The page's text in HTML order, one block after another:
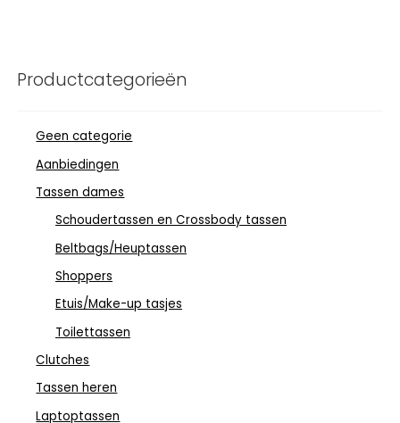
Productcategorieën
Geen categorie
Aanbiedingen
Tassen dames
Schoudertassen en Crossbody tassen
Beltbags/Heuptassen
Shoppers
Etuis/Make-up tasjes
Toilettassen
Clutches
Tassen heren
Laptoptassen